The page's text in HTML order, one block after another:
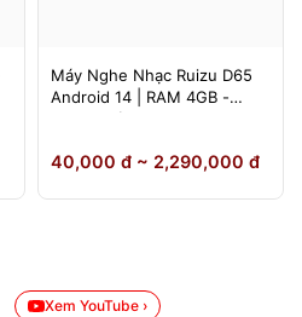
Máy Nghe Nhạc Ruizu D65
Android 14 | RAM 4GB -
64GB Chính Hãng
40,000 đ ~ 2,290,000 đ
Xem YouTube ›